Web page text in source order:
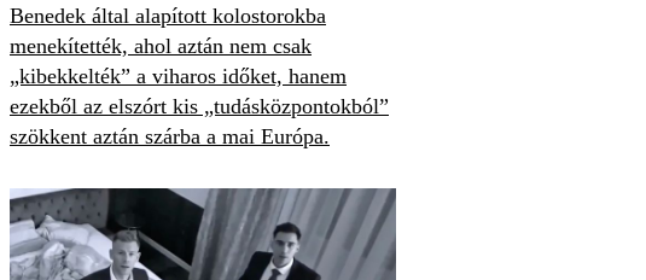
Benedek által alapított kolostorokba
menekítették, ahol aztán nem csak
„kibekkelték” a viharos időket, hanem
ezekből az elszórt kis „tudásközpontokból”
szökkent aztán szárba a mai Európa.